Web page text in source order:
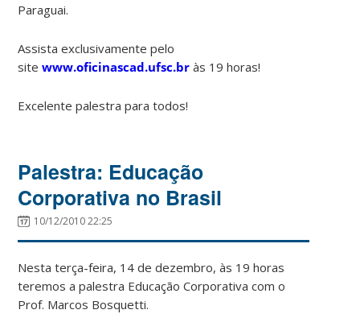
Paraguai.
Assista exclusivamente pelo
sitewww.oficinascad.ufsc.br às 19 horas!
Excelente palestra para todos!
Palestra: Educação
Corporativa no Brasil
10/12/2010 22:25
Nesta terça-feira, 14 de dezembro, às 19 horas
teremos a palestra Educação Corporativa com o
Prof. Marcos Bosquetti.